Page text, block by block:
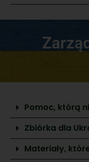
Pomoc, którą
Zbiórka dla
Materiały,